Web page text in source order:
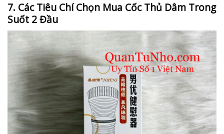
7. Các Tiêu Chí Chọn Mua Cốc Thủ Dâm Trong
Suốt 2 Đầu